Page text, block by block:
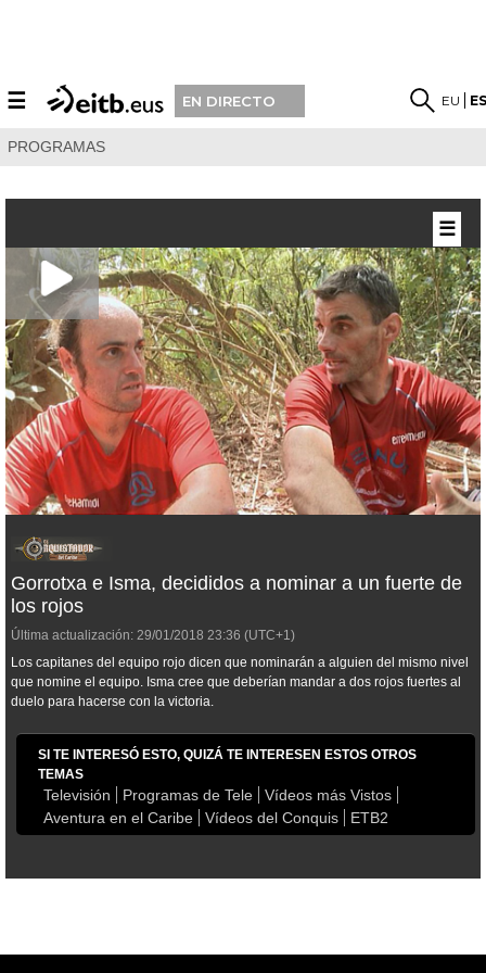
☰ EN DIRECTO EU
PROGRAMAS
Gorrotxa e Isma, decididos a nominar a un fuerte de
los rojos
Última actualización: 29/01/2018 23:36 (UTC+1)
Los capitanes del equipo rojo dicen que nominarán a alguien del mismo nivel
que nomine el equipo. Isma cree que deberían mandar a dos rojos fuertes al
duelo para hacerse con la victoria.
SI TE INTERESÓ ESTO, QUIZÁ TE INTERESEN ESTOS OTROS
TEMAS
Televisión Programas de Tele
Vídeos más Vistos
Aventura en el Caribe
Vídeos del Conquis ETB2
☰